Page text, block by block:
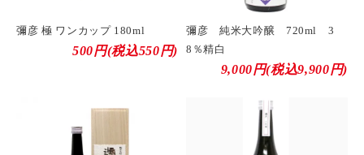
彌彦 極 ワンカップ 180ml
500円(税込550円)
彌彦 純米大吟醸 720ml 3
8％精白
9,000円(税込9,900円)